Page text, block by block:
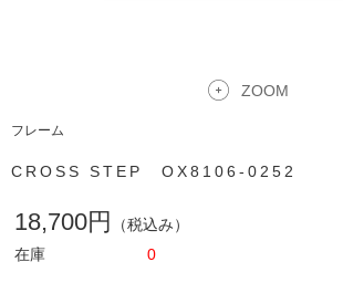
ZOOM
フレーム
CROSS STEP OX8106-0252
18,700円
（税込み）
在庫
0